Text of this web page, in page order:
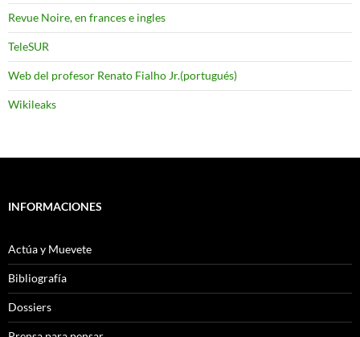
Revue Noire, en frances e ingles
TeleSUR
Web del profesor Renato Fialho Jr.(portugués)
Wikileaks
INFORMACIONES
Actúa y Muevete
Bibliografía
Dossiers